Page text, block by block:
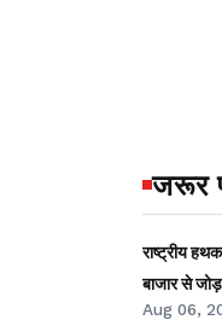
जरूर
राष्ट्रीय
बाजार से
Aug 06,